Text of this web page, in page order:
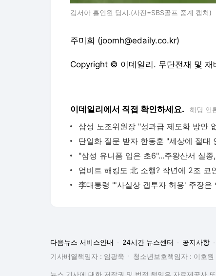
김서아 홀인원 당시.(사진=SBS골프 중계 캡처)
주미희 (joomh@edaily.co.kr)
Copyright © 이데일리. 무단전재 및 재
이데일리에서 직접 확인하세요. 해당 언
다음뉴스 서비스안내 24시간 뉴스센터 공지사항
기사배열책임자 : 임광욱
청소년보호책임자 : 이호원
뉴스 기사에 대한 저작권 및 법적 책임은 자료제공사